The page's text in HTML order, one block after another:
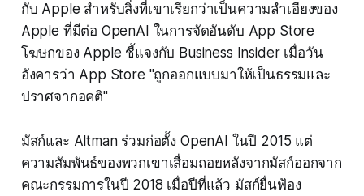
กับ Apple สำหรับสิ่งที่เขาเรียกว่าเป็นความลำเอียงของ
Apple ที่มีต่อ OpenAI ในการจัดอันดับ App Store
โฆษกของ Apple ชี้แจงกับ Business Insider เมื่อวัน
อังคารว่า App Store "ถูกออกแบบมาให้เป็นธรรมและ
ปราศจากอคติ"
มัสก์และ Altman ร่วมก่อตั้ง OpenAI ในปี 2015 แต่
ความสัมพันธ์ของพวกเขาเสื่อมถอยหลังจากมัสก์ออกจาก
คณะกรรมการในปี 2018 เมื่อปีที่แล้ว มัสก์ยื่นฟ้อง